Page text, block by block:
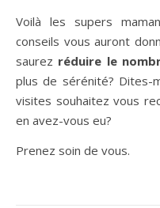
Voilà les supers
conseils vous auront
saurez réduire le
plus de sérénité? Dites-
visites souhaitez vous
en avez-vous eu?
Prenez soin de vous.